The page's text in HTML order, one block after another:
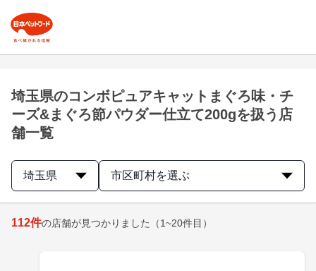
埼玉県のコンボピュアキャットまぐろ味・チ
ーズ&まぐろ節パウダー仕立て200gを扱う店
舗一覧
埼玉県 市区町村を選ぶ
112件の店舗が見つかりました （1~20件目）